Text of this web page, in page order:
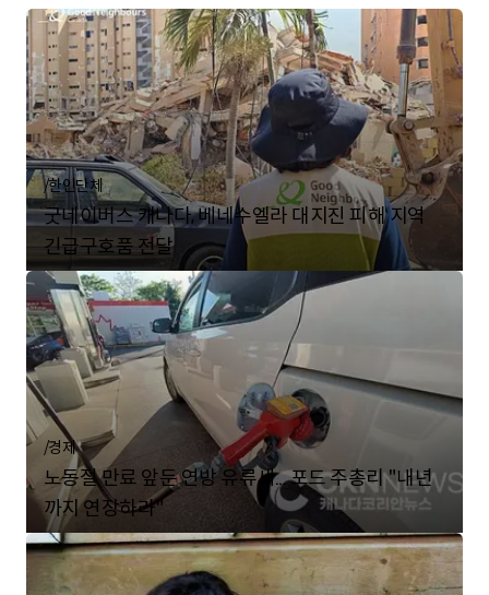
데 다양한 공연과 생일잔치, 식사 및 나눔
행사를 진행했다.
본보 기자와 함께 생생한 연말파티 행사 현
장을  만나보자.
의 축제 한마당을 본보가 직접 사진으로 담
/한인단체
굿네이버스 캐나다, 베네수엘라 대지진 피해 지역
긴급구호품 전달
/경제
노동절 만료 앞둔 연방 유류세... 포드 주총리 "내년
까지 연장하라"